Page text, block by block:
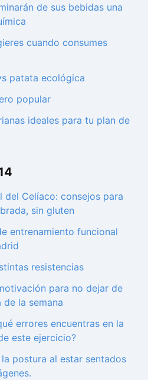
de sus bebidas una
cuando consumes
patata ecológica
popular
ideales para tu plan de
del Celíaco: consejos para
sin gluten
entrenamiento funcional
resistencias
para no dejar de
la semana
errores encuentras en la
este ejercicio?
postura al estar sentados